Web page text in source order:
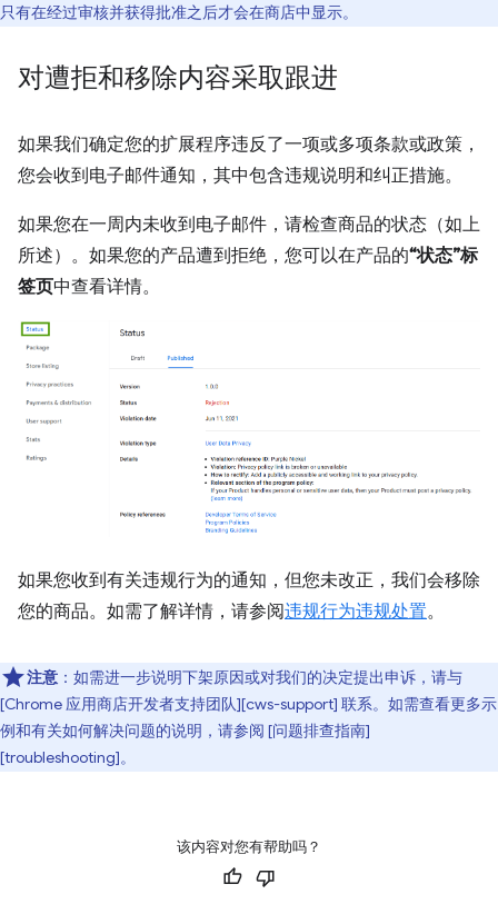
只有在经过审核并获得批准之后才会在商店中显示。
对遭拒和移除内容采取跟进
如果我们确定您的扩展程序违反了一项或多项条款或政策，
您会收到电子邮件通知，其中包含违规说明和纠正措施。
如果您在一周内未收到电子邮件，请检查商品的状态（如上
所述）。如果您的产品遭到拒绝，您可以在产品的“状态”标
签页中查看详情。
如果您收到有关违规行为的通知，但您未改正，我们会移除
您的商品。如需了解详情，请参阅违规行为违规处置。
注意 ：如需进一步说明下架原因或对我们的决定提出申诉，请与
[Chrome 应用商店开发者支持团队][cws-support] 联系。如需查看更多示
例和有关如何解决问题的说明，请参阅 [问题排查指南]
[troubleshooting]。
该内容对您有帮助吗？